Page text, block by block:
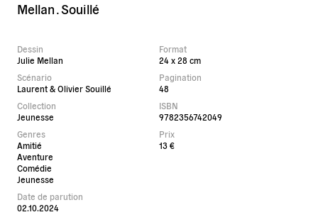
Mellan.Souillé
Dessin
Julie Mellan
Scénario
Laurent & Olivier Souillé
Collection
Jeunesse
Genres
Amitié
Aventure
Comédie
Jeunesse
Date de parution
02.10.2024
Format
24 x 28 cm
Pagination
48
ISBN
9782356742049
Prix
13 €